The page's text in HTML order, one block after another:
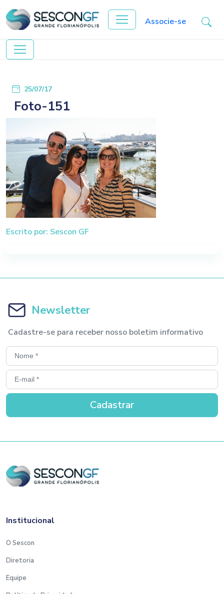
Associe-se
25/07/17
Foto-151
Escrito por: Sescon GF
Newsletter
Cadastre-se para receber nosso boletim informativo
Institucional
O Sescon
Diretoria
Equipe